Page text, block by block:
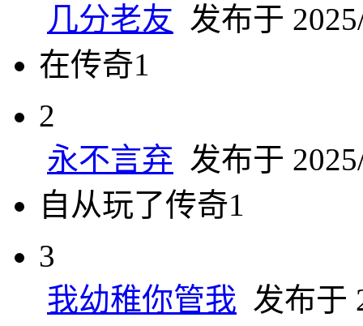
几分老友 发布于
在传奇1
2
永不言弃 发布于
自从玩了传奇1
3
我幼稚你管我 发布于